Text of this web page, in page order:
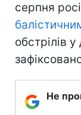
серпня
обстрілів
Не